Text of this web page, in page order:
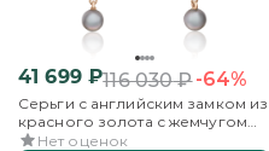
41 699₽116 030₽-64%
Серьги с английским замком из
красного золота с жемчугом
культивированным
Нет оценок